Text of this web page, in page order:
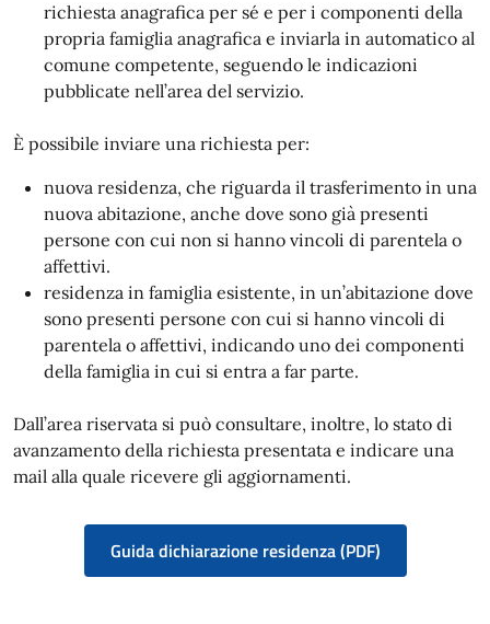
richiesta anagrafica per sé e per i componenti della
propria famiglia anagrafica e inviarla in automatico al
comune competente, seguendo le indicazioni
pubblicate nell’area del servizio.
È possibile inviare una richiesta per:
nuova residenza, che riguarda il trasferimento in una
nuova abitazione, anche dove sono già presenti
persone con cui non si hanno vincoli di parentela o
affettivi.
residenza in famiglia esistente, in un’abitazione dove
sono presenti persone con cui si hanno vincoli di
parentela o affettivi, indicando uno dei componenti
della famiglia in cui si entra a far parte.
Dall’area riservata si può consultare, inoltre, lo stato di
avanzamento della richiesta presentata e indicare una
mail alla quale ricevere gli aggiornamenti.
Guida dichiarazione residenza (PDF)